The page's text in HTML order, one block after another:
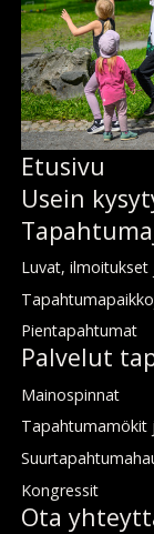
Etusi­vu
Usein
Lu­vat,
Pien­ta­pah­tu­mat
Pal­ve­lut
Mai­nos­pin­nat
Ta­pah­tu­ma­mö­kit
Kongres­sit
Ota